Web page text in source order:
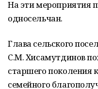
На эти мероприятия
односельчан.
Глава сельского
С.М. Хисамутдинов
старшего поколения
семейного